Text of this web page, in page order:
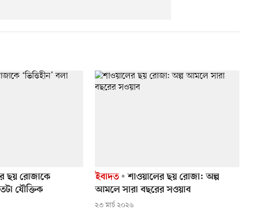
ছয় রোজাকে
যৌক্তিক
ইবাদত
শাওয়ালের ছয় রোজা: অল্প
আমলে সারা বছরের সওয়াব
২৩ মার্চ ২০২৬